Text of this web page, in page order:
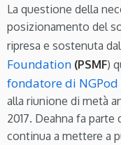
La questione della
posizionamento del
ripresa e sostenuta
Foundation (PSMF)
fondatore di
alla riunione di metà
2017. Deahna fa
continua a mettere a